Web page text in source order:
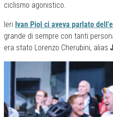
ciclismo agonistico.
Ieri Ivan Piol ci aveva parlato
grande di sempre con tanti
era stato Lorenzo Cherubini, alias